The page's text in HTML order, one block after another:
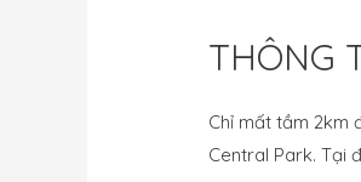
THÔNG
Chỉ mất tầm 2km
Central Park. Tại